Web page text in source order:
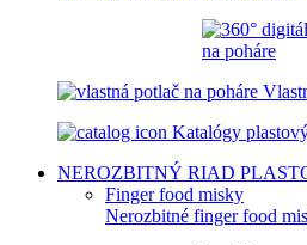
Katalógy
NEROZBITNÝ RIAD
Finger food misky
Nerozbitné finger food